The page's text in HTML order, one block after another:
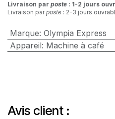
Livraison par poste : 1-2 jours
Livraison parposte : 2-3 jours
Marque: Olympia Express
Appareil: Machine à café
Avis client :